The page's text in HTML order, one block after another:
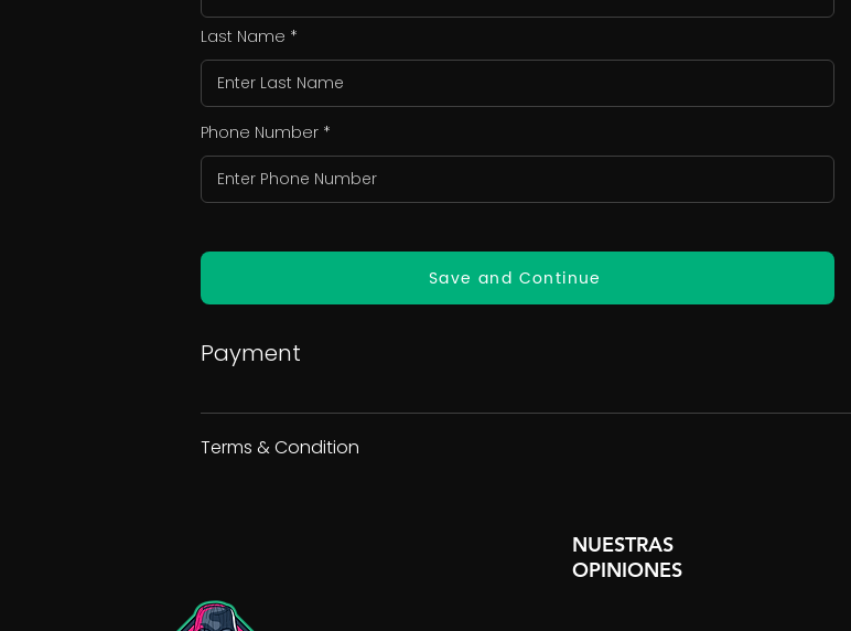
Last Name
Phone Number
Save and Continue
Payment
Terms & Condition
NUESTRAS
OPINIONES